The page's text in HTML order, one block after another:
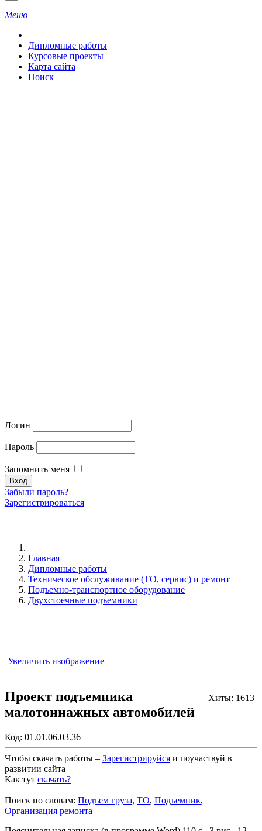
Меню
Дипломные работы
Курсовые проекты
Карта сайта
Поиск
Логин
Пароль
Запомнить меня
Забыли пароль?
Зарегистрироваться
Главная
Дипломные работы
Техническое обслуживание (ТО, сервис) и ремонт
Подъемно-транспортное оборудование
Двухстоечные подъемники
Увеличить изображение
Хиты: 1613
Проект подъемника
малотоннажных автомобилей
Код: 01.01.06.03.36
Чтобы скачать работы – Зарегистрируйся и поучаствуй в
развитии сайта
Как тут скачать?
Поиск по словам: Подъем груза, ТО, Подъемник,
Организация ремонта